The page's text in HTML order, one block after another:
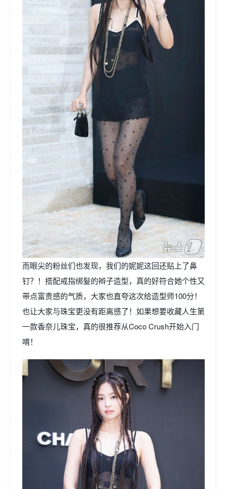
而眼尖的粉丝们也发现，我们的妮妮这回还贴上了鼻
钉？！搭配戒指绑髮的辫子造型，真的好符合她个性又
带点富贵感的气质，大家也直夸这次给造型师100分！
也让大家与珠宝更没有距离感了！如果想要收藏人生第
一款香奈儿珠宝，真的很推荐从Coco Crush开始入门
唷！